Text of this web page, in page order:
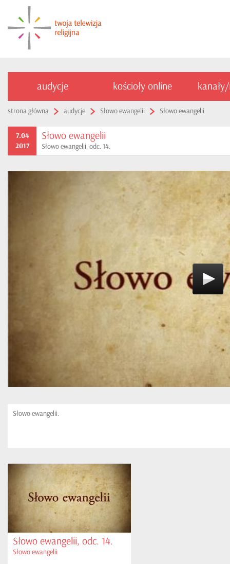
audycje kościoły online
strona główna audycje Słowo ewangelii Słowo ewangelii
7.04
2017
Słowo ewangelii
Słowo ewangelii, odc. 14.
Słowo ewangelii.
Słowo ewangelii, odc. 14.
Słowo ewangelii